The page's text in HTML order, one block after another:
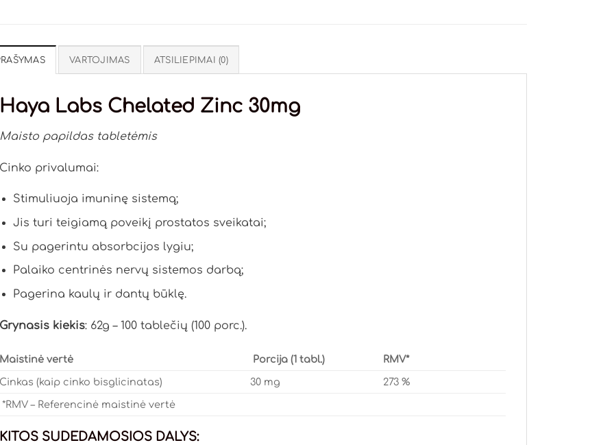
VARTOJIMAS ATSILIEPIMAI (0)
Labs Chelated Zinc 30mg
papildas tabletėmis
privalumai:
Stimuliuoja imuninę sistemą;
Jis turi teigiamą poveikį prostatos sveikatai;
Su pagerintu absorbcijos lygiu;
Palaiko centrinės nervų sistemos darbą;
Pagerina kaulų ir dantų būklę.
kiekis: 62g – 100 tablečių (100 porc.).
vertė Porcija (1 tabl.) RMV*
(kaip cinko bisglicinatas) 30 mg 273 %
– Referencinė maistinė vertė
SUDEDAMOSIOS DALYS: